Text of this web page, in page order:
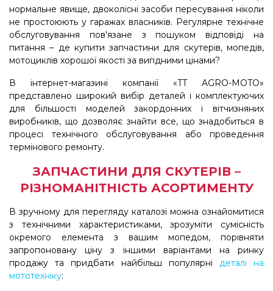
нормальне явище, двоколісні засоби пересування ніколи
не простоюють у гаражах власників. Регулярне технічне
обслуговування пов'язане з пошуком відповіді на
питання – де купити запчастини для скутерів, мопедів,
мотоциклів хорошої якості за вигідними цінами?
В інтернет-магазині компанії «TT AGRO-MOTO»
представлено широкий вибір деталей і комплектуючих
для більшості моделей закордонних і вітчизняних
виробників, що дозволяє знайти все, що знадобиться в
процесі технічного обслуговування або проведення
термінового ремонту.
ЗАПЧАСТИНИ ДЛЯ СКУТЕРІВ –
РІЗНОМАНІТНІСТЬ АСОРТИМЕНТУ
В зручному для перегляду каталозі можна ознайомитися
з технічними характеристиками, зрозуміти сумісність
окремого елемента з вашим мопедом, порівняти
запропоновану ціну з іншими варіантами на ринку
продажу та придбати найбільш популярні деталі на
мототехніку: